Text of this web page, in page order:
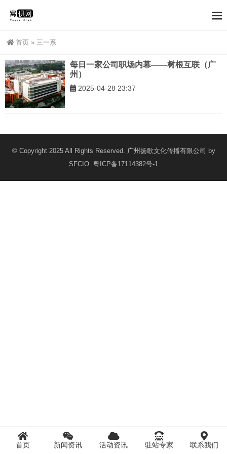
首页 » 三一系
每日一家公司职场内幕——树根互联（广
州）
2025-04-28 23:37
© Copyright 2025 All Rights Reserved. 广州扬歌文化传播有限公司 by
SFCIO 粤ICP备17114382号-1
首页 新闻资讯 活动资讯 驻站专家 联系我们